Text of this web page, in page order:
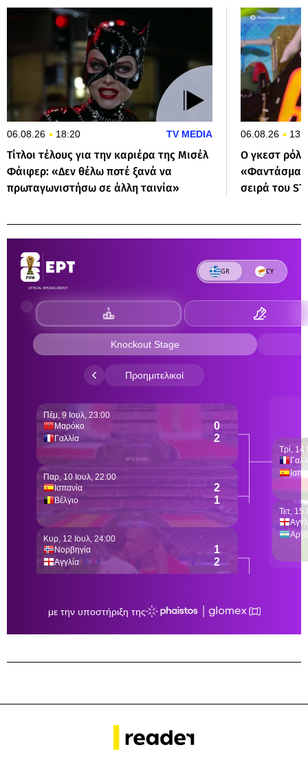
06.08.26 18:20 TV MEDIA
Τίτλοι τέλους για την καριέρα της Μισέλ
Φάιφερ: «Δεν θέλω ποτέ ξανά να
πρωταγωνιστήσω σε άλλη ταινία»
06.08.26
Ο γκεστ
σειρά του